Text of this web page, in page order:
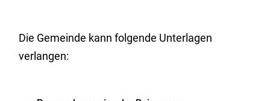
Die Gemeinde kann folgende Unterlagen
verlangen: